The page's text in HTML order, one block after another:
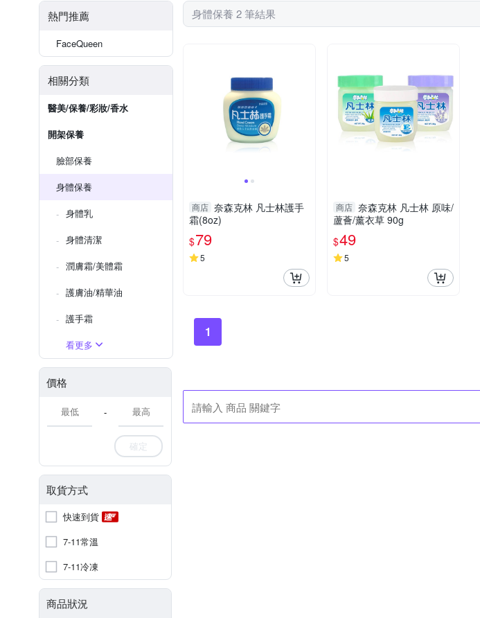
熱門推薦
FaceQueen
相關分類
醫美/保養/彩妝/香水
開架保養
臉部保養
身體保養
身體乳
身體清潔
潤膚霜/美體霜
護膚油/精華油
護手霜
看更多
價格
-
確定
取貨方式
快速到貨
7-11常溫
7-11冷凍
商品狀況
身體保養 2 筆結果
商店 奈森克林 凡士林護手
霜(8oz)
$79
5
商店 奈森克林 凡士林 原味/
蘆薈/薰衣草 90g
$49
5
1